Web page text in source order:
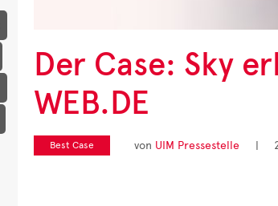
Der Case: Sky
WEB.DE
Best Case von UIM Pressestelle |